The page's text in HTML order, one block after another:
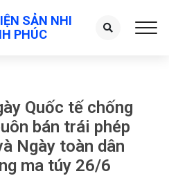
SẢN NHI
PHÚC
Quốc tế chống
bán trái phép
Ngày toàn dân
ma túy 26/6